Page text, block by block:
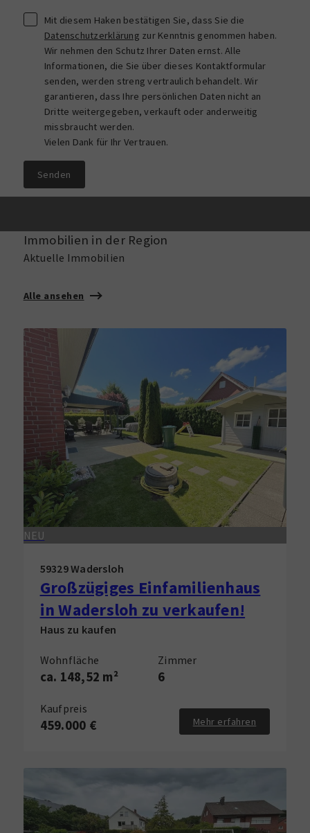
Mit diesem Haken bestätigen Sie, dass Sie die
Datenschutzerklärung zur Kenntnis genommen haben.
Wir nehmen den Schutz Ihrer Daten ernst. Alle
Informationen, die Sie über dieses Kontaktformular
senden, werden streng vertraulich behandelt. Wir
garantieren, dass Ihre persönlichen Daten nicht an
Dritte weitergegeben, verkauft oder anderweitig
missbraucht werden.
Vielen Dank für Ihr Vertrauen.
Senden
Immobilien in der Region
Aktuelle Immobilien
Alle ansehen
NEU
59329 Wadersloh
Großzügiges Einfamilienhaus
in Wadersloh zu verkaufen!
Haus zu kaufen
Wohnfläche
ca. 148,52 m²
Zimmer
6
Kaufpreis
459.000 € Mehr erfahren